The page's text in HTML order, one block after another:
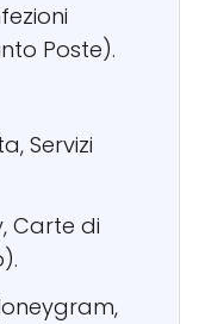
Poste).
Servizi
Carte di